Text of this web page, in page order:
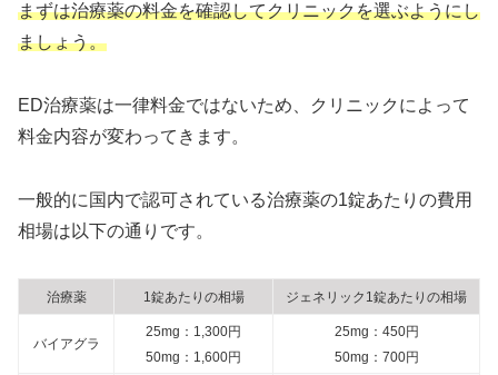
まずは治療薬の料金を確認してクリニックを選ぶようにし
ましょう。
ED治療薬は一律料金ではないため、クリニックによって
料金内容が変わってきます。
一般的に国内で認可されている治療薬の1錠あたりの費用
相場は以下の通りです。
治療薬 1錠あたりの相場 ジェネリック1錠あたりの相場
バイアグラ
25mg：1,300円
50mg：1,600円
25mg：450円
50mg：700円